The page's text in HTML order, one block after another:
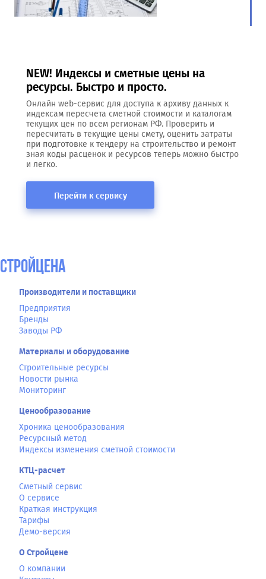
NEW! Индексы и сметные цены на
ресурсы. Быстро и просто.
Онлайн web-сервис для доступа к архиву данных к
индексам пересчета сметной стоимости и каталогам
текущих цен по всем регионам РФ. Проверить и
пересчитать в текущие цены смету, оценить затраты
при подготовке к тендеру на строительство и ремонт
зная коды расценок и ресурсов теперь можно быстро
и легко.
Перейти к сервису
СтройЦена
Производители и поставщики
Предприятия
Бренды
Заводы РФ
Материалы и оборудование
Строительные ресурсы
Новости рынка
Мониторинг
Ценообразование
Хроника ценообразования
Ресурсный метод
Индексы изменения сметной стоимости
КТЦ-расчет
Сметный сервис
О сервисе
Краткая инструкция
Тарифы
Демо-версия
О Стройцене
О компании